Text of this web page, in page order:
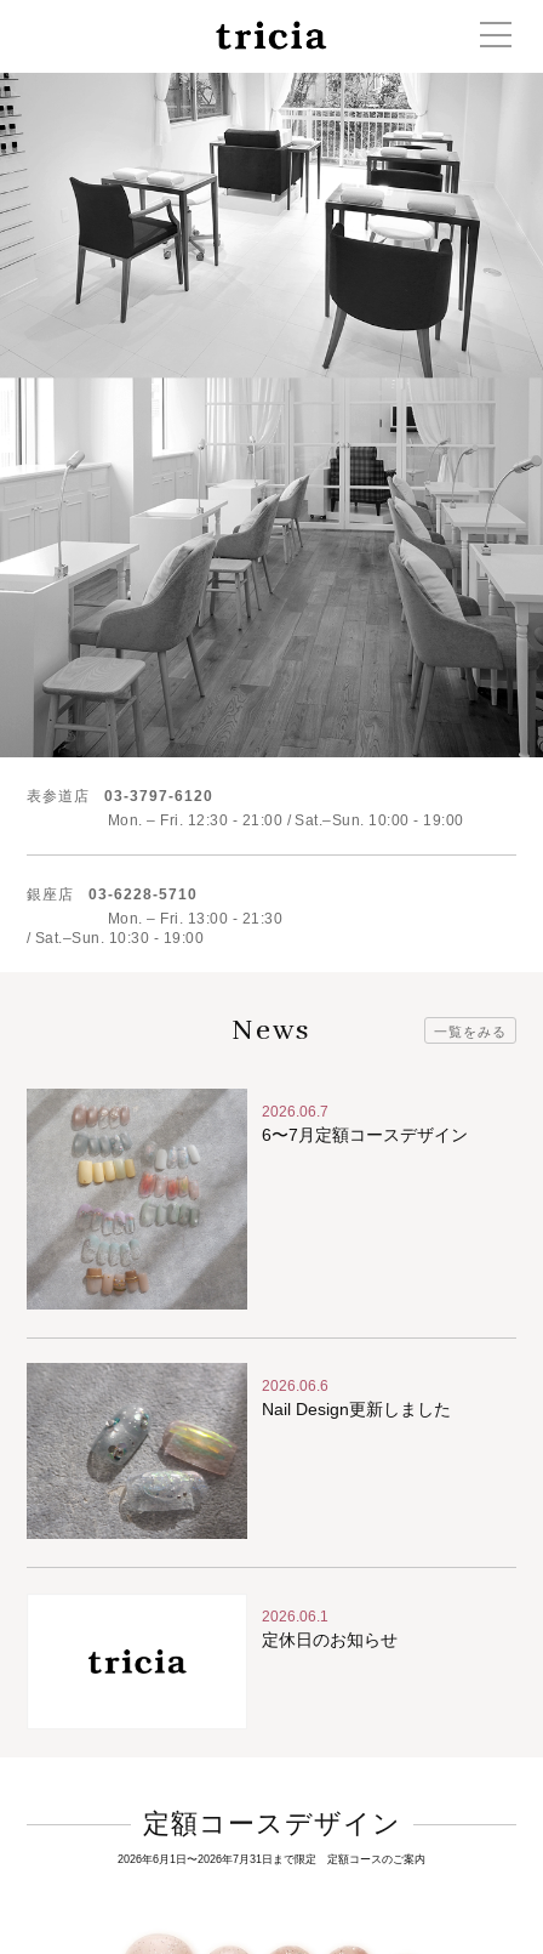
表参道店
03-3797-6120
Mon. – Fri. 12:30 - 21:00
Sat.–Sun. 10:00 - 19:00
銀座店
03-6228-5710
Mon. – Fri. 13:00 - 21:30
Sat.–Sun. 10:30 - 19:00
News 一覧をみる
2026.06.7
6〜7月定額コースデザイン
2026.06.6
Nail Design更新しました
2026.06.1
定休日のお知らせ
定額コースデザイン
2026年6月1日〜2026年7月31日まで限定 定額コースのご案内